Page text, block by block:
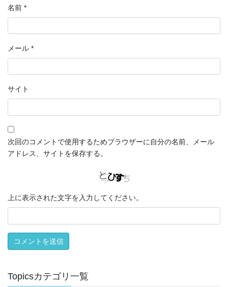
名前 *
メール *
サイト
次回のコメントで使用するためブラウザーに自分の名前、メール
アドレス、サイトを保存する。
上に表示された文字を入力してください。
Topicsカテゴリ一覧